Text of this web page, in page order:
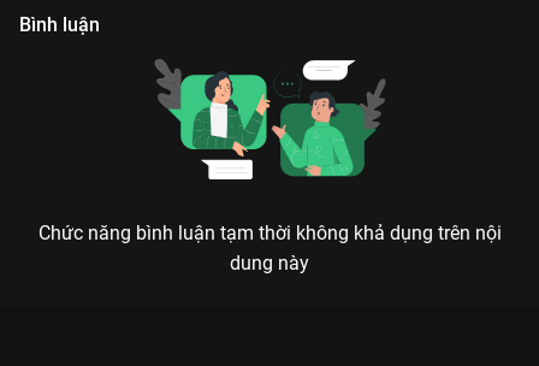
Bình luận
Chức năng bình luận tạm thời không khả dụng trên nội
dung này